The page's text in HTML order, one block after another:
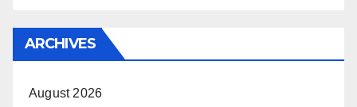
ARCHIVES
August 2026